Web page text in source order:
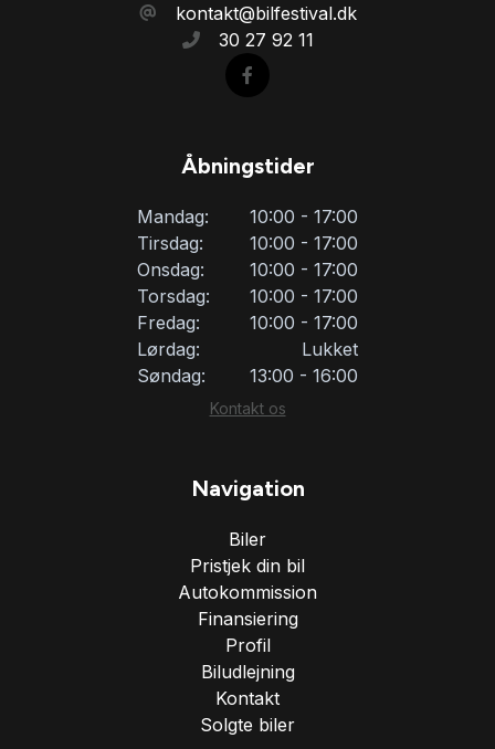
parkeringssensor (bag)
servostyring
skiltegenkendelse
kontakt@bilfestival.dk
30 27 92 11
Åbningstider
Mandag:
10:00 - 17:00
Tirsdag:
10:00 - 17:00
Onsdag:
10:00 - 17:00
Torsdag:
10:00 - 17:00
Fredag:
10:00 - 17:00
Lørdag:
Lukket
Søndag:
13:00 - 16:00
Kontakt os
Navigation
Biler
Pristjek din bil
Autokommission
Finansiering
Profil
Biludlejning
Kontakt
Solgte biler